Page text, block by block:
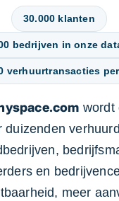
30.000 klanten
bedrijven in onze
verhuurtransacties
wordt
duizenden
en
meer